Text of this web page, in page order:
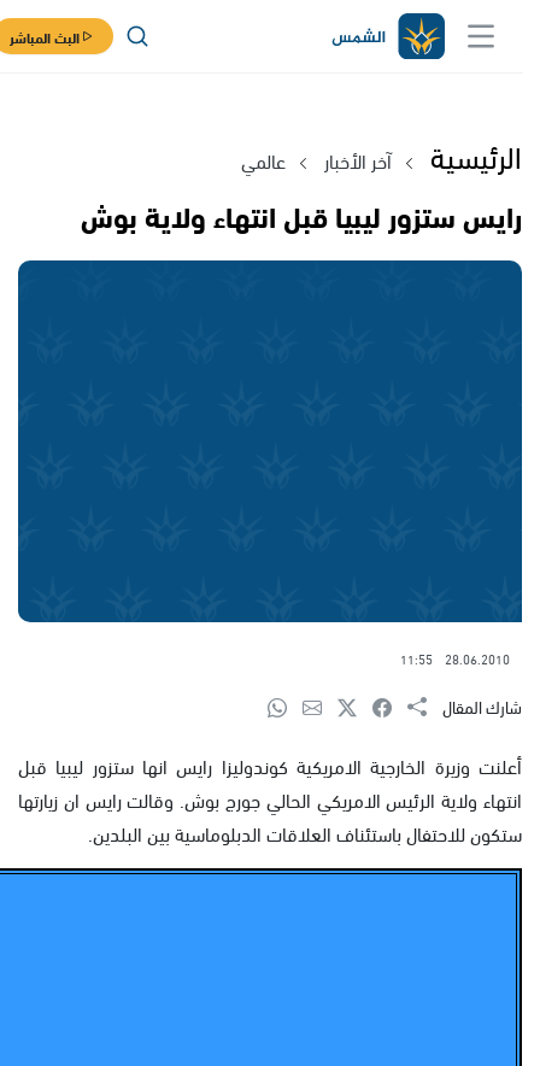
البث المباشر
الرئيسية آخر الأخبار عالمي
رايس ستزور ليبيا قبل انتهاء ولاية بوش
28.06.2010
11:55
شارك المقال
أعلنت وزيرة الخارجية الامريكية كوندوليزا رايس انها ستزور ليبيا قبل
انتهاء ولاية الرئيس الامريكي الحالي جورج بوش.وقالت رايس ان زيارتها
ستكون للاحتفال باستئناف العلاقات الدبلوماسية بين البلدين.